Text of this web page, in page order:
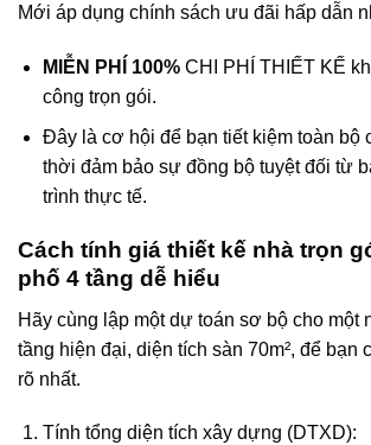
Mới áp dụng chính sách ưu đãi hấp dẫn
MIỄN PHÍ 100%CHI PHÍ THIẾT KẾ
công trọn gói.
Đây là cơ hội để bạn tiết kiệm toàn bộ
thời đảm bảo sự đồng bộ tuyệt đối từ
trình thực tế.
Cách tính giá thiết kế nhà trọn
phố 4 tầng dễ hiểu
Hãy cùng lập một dự toán sơ bộ cho một
tầng hiện đại, diện tích sàn 70m², để bạn
rõ nhất.
Tính tổng diện tích xây dựng (DTXD):